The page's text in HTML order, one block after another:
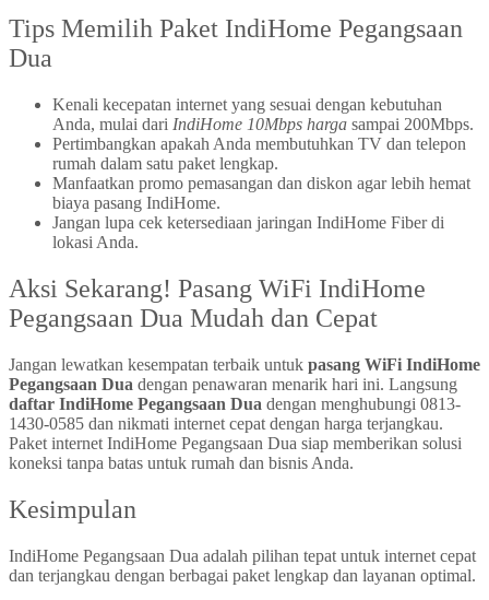
Tips Memilih Paket IndiHome Pegangsaan
Dua
Kenali kecepatan internet yang sesuai dengan kebutuhan
Anda, mulai dari IndiHome 10Mbps harga sampai 200Mbps.
Pertimbangkan apakah Anda membutuhkan TV dan telepon
rumah dalam satu paket lengkap.
Manfaatkan promo pemasangan dan diskon agar lebih hemat
biaya pasang IndiHome.
Jangan lupa cek ketersediaan jaringan IndiHome Fiber di
lokasi Anda.
Aksi Sekarang! Pasang WiFi IndiHome
Pegangsaan Dua Mudah dan Cepat
Jangan lewatkan kesempatan terbaik untuk pasang WiFi IndiHome
Pegangsaan Dua dengan penawaran menarik hari ini. Langsung
daftar IndiHome Pegangsaan Dua dengan menghubungi 0813-
1430-0585 dan nikmati internet cepat dengan harga terjangkau.
Paket internet IndiHome Pegangsaan Dua siap memberikan solusi
koneksi tanpa batas untuk rumah dan bisnis Anda.
Kesimpulan
IndiHome Pegangsaan Dua adalah pilihan tepat untuk internet cepat
dan terjangkau dengan berbagai paket lengkap dan layanan optimal.